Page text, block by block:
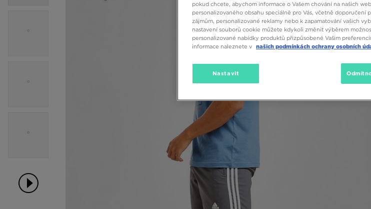
pokud chcete, abychom informace o Vašem chování na našich
personalizovaného obsahu speciálně pro Vás, včetně doporučení
zájmům, personalizované reklamy nebo k zapamatování vašich
nastavení souborů cookie můžete kdykoli změnit výběrem
personalizované nabídky produktů přizpůsobené Vašim
informace naleznete v našich podmínkách ochrany osobních
Nastavit